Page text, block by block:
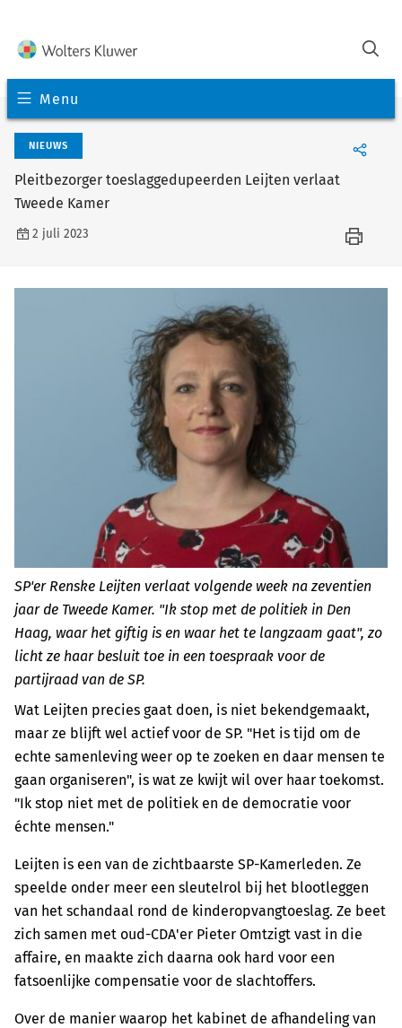
Menu
NIEUWS
Pleitbezorger toeslaggedupeerden Leijten verlaat
Tweede Kamer
2 juli 2023
SP'er Renske Leijten verlaat volgende week na zeventien
jaar de Tweede Kamer. "Ik stop met de politiek in Den
Haag, waar het giftig is en waar het te langzaam gaat", zo
licht ze haar besluit toe in een toespraak voor de
partijraad van de SP.
Wat Leijten precies gaat doen, is niet bekendgemaakt,
maar ze blijft wel actief voor de SP. "Het is tijd om de
echte samenleving weer op te zoeken en daar mensen te
gaan organiseren", is wat ze kwijt wil over haar toekomst.
"Ik stop niet met de politiek en de democratie voor
échte mensen."
Leijten is een van de zichtbaarste SP-Kamerleden. Ze
speelde onder meer een sleutelrol bij het blootleggen
van het schandaal rond de kinderopvangtoeslag. Ze beet
zich samen met oud-CDA'er Pieter Omtzigt vast in die
affaire, en maakte zich daarna ook hard voor een
fatsoenlijke compensatie voor de slachtoffers.
Over de manier waarop het kabinet de afhandeling van